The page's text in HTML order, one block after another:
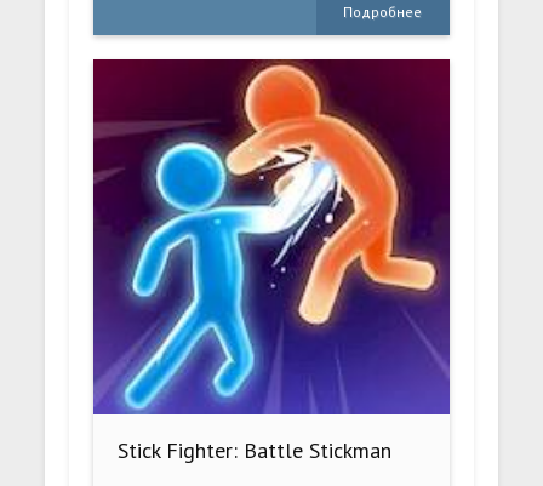
Подробнее
Stick Fighter: Battle Stickman